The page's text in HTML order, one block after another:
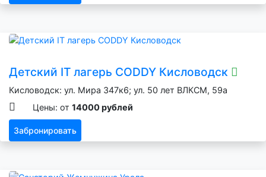
Детский IT лагерь CODDY Кисловодск
Кисловодск: ул. Мира 347к6; ул. 50 лет ВЛКСМ, 59а
Цены: от 14000 рублей
Забронировать